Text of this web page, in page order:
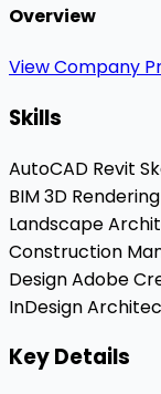
Overview
View Company
Skills
AutoCAD Revit
BIM3D Rendering
Landscape
Construction
DesignAdobe
InDesign
Key Details